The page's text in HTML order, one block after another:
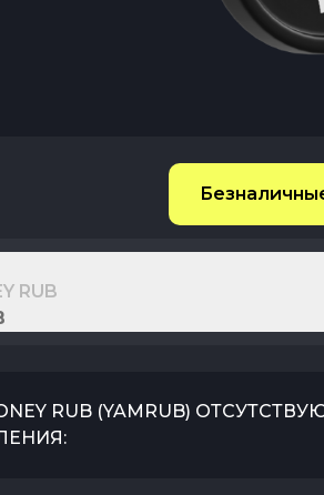
RUB
RUB (YAMRUB)